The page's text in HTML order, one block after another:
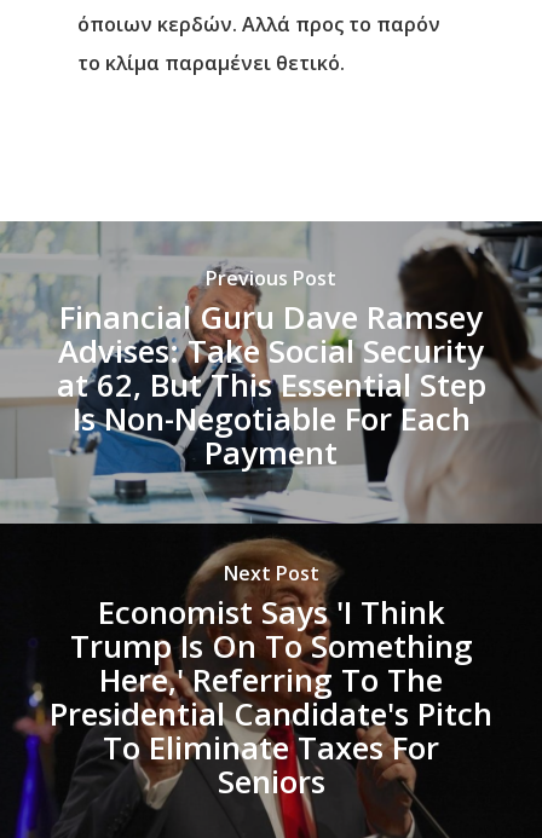
όποιων κερδών. Αλλά προς το παρόν
το κλίμα παραμένει θετικό.
Previous Post
Financial Guru Dave Ramsey
Advises: Take Social Security
at 62, But This Essential Step
Is Non-Negotiable For Each
Payment
Next Post
Economist Says 'I Think
Trump Is On To Something
Here,' Referring To The
Presidential Candidate's Pitch
To Eliminate Taxes For
Seniors